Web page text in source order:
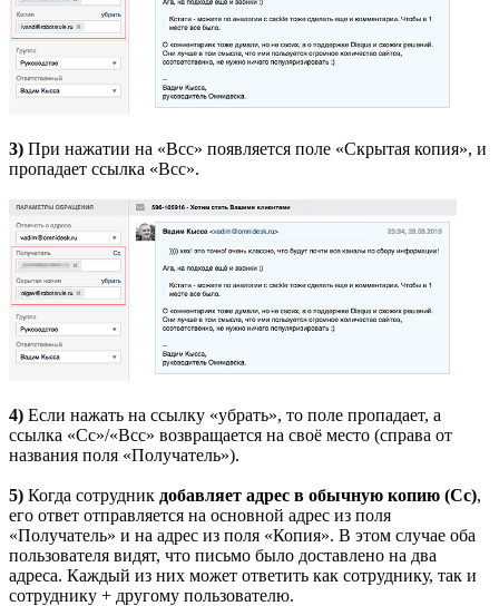
3) При нажатии на «Bcc» появляется поле «Скрытая копия», и
пропадает ссылка «Bcc».
4) Если нажать на ссылку «убрать», то поле пропадает, а
ссылка «Сс»/«Всс» возвращается на своё место (справа от
названия поля «Получатель»).
5) Когда сотрудник добавляет адрес в обычную копию (Cc),
его ответ отправляется на основной адрес из поля
«Получатель» и на адрес из поля «Копия». В этом случае оба
пользователя видят, что письмо было доставлено на два
адреса. Каждый из них может ответить как сотруднику, так и
сотруднику + другому пользователю.